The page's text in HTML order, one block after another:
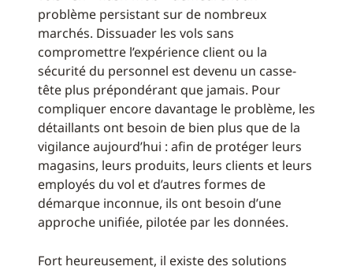
problème persistant sur de nombreux
marchés. Dissuader les vols sans
compromettre l’expérience client ou la
sécurité du personnel est devenu un casse-
tête plus prépondérant que jamais. Pour
compliquer encore davantage le problème, les
détaillants ont besoin de bien plus que de la
vigilance aujourd’hui : afin de protéger leurs
magasins, leurs produits, leurs clients et leurs
employés du vol et d’autres formes de
démarque inconnue, ils ont besoin d’une
approche unifiée, pilotée par les données.
Fort heureusement, il existe des solutions